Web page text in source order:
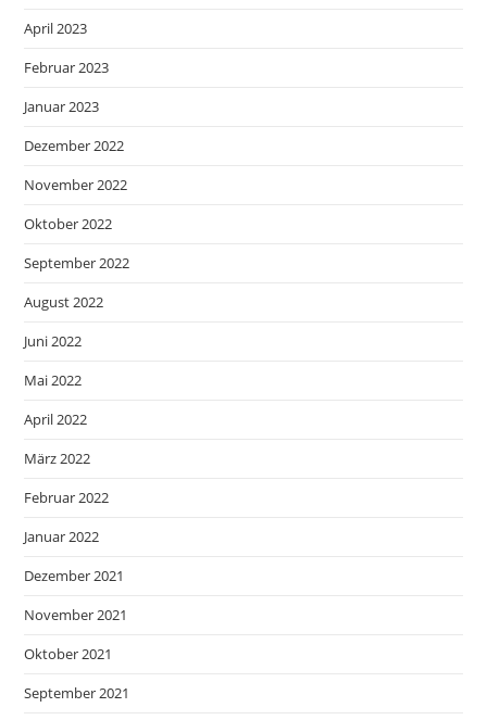
April 2023
Februar 2023
Januar 2023
Dezember 2022
November 2022
Oktober 2022
September 2022
August 2022
Juni 2022
Mai 2022
April 2022
März 2022
Februar 2022
Januar 2022
Dezember 2021
November 2021
Oktober 2021
September 2021